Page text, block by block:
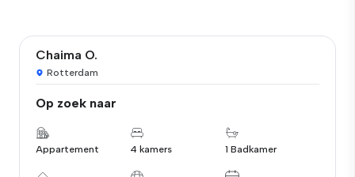
Chaima O.
Rotterdam
Op zoek naar
Appartement 4 kamers 1 Badkamer